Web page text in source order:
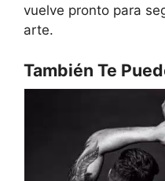
vuelve pronto para
arte.
También Te